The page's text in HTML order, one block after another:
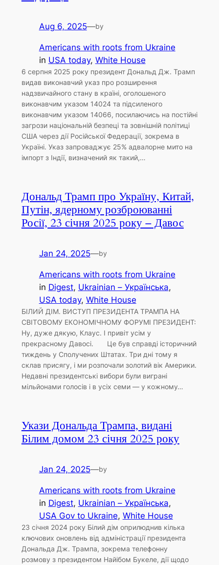
Aug 6, 2025—by
Americans with roots from Ukraine
in USA today, White House
6 серпня 2025 року президент Дональд Дж. Трамп
видав виконавчий указ про розширення
надзвичайного стану в країні, оголошеного
виконавчим указом 14024 та підсиленого
виконавчим указом 14066, посилаючись на постійні
загрози національній безпеці та зовнішній політиці
США через дії Російської Федерації, зокрема в
Україні. Указ запроваджує 25% адвалорне мито на
імпорт з Індії, визначений як такий,…
Дональд Трамп про Україну, Китай,
Путін, ядерному розброюванні
Росії, 23 січня 2025 року – Давос
Jan 24, 2025—by
Americans with roots from Ukraine
in Digest, Ukrainian – Українська
USA today, White House
БІЛИЙ ДІМ. ВИСТУП ПРЕЗИДЕНТА ТРАМПА НА
СВІТОВОМУ ЕКОНОМІЧНОМУ ФОРУМІ ПРЕЗИДЕНТ:
Ну, дуже дякую, Клаус. І привіт усім у
прекрасному Давосі. Це був справді історичний
тиждень у Сполучених Штатах. Три дні тому я
склав присягу, і ми розпочали золотий вік Америки.
Недавні президентські вибори були виграні
мільйонами голосів і в усіх семи — у кожному…
Укази Дональда Трампа, видані
Білим домом 23 січня 2025 року
Jan 24, 2025—by
Americans with roots from Ukraine
in Digest, Ukrainian – Українська
USA Gov to Ukraine, White House
23 січня 2024 року Білий дім оприлюднив кілька
ключових оновлень від адміністрації президента
Дональда Дж. Трампа, зокрема телефонну
розмову з президентом Найібом Букеле, дії щодо